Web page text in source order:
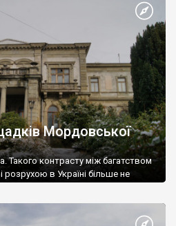
Мордовської
Такого контрасту між багатством
розрухою в Україні більше не